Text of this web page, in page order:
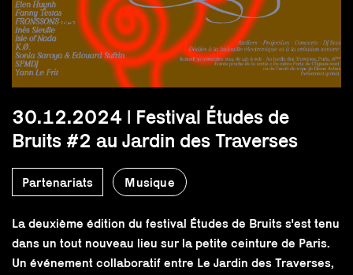
30.12.2024 | Festival Études de
Bruits #2 au Jardin des Traverses
Partenariats Musique
La deuxième édition du festival Études de Bruits s'est tenu
dans un tout nouveau lieu sur la petite ceinture de Paris.
Un événement collaboratif entre Le Jardin des Traverses,